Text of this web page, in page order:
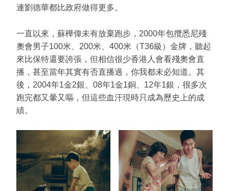
連劉德華都比政府做得更多。
一直以來，蘇樺偉未有放棄跑步，2000年包攬悉尼殘
奧會男子100米、200米、400米（T36級）金牌，聽起
來比保特還要誇張，但相信很少香港人會看殘奧會直
播，甚至當年其實有否直播過，你我都未必知道。其
後，2004年1金2銀、08年1金1銅、12年1銀，很多次
跑完都又暈又嘔，但這些血汗現時只成為歷史上的成
績。